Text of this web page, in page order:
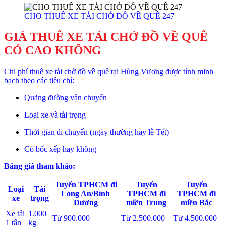
CHO THUÊ XE TẢI CHỞ ĐỒ VỀ QUÊ 247
GIÁ THUÊ XE TẢI CHỞ ĐỒ VỀ QUÊ
CÓ CAO KHÔNG
Chi phí thuê xe tải chở đồ về quê tại Hùng Vương được tính minh
bạch theo các tiêu chí:
Quãng đường vận chuyển
Loại xe và tải trọng
Thời gian di chuyển (ngày thường hay lễ Tết)
Có bốc xếp hay không
Bảng giá tham khảo:
Loại
xe
Tải
trọng
Tuyến TPHCM đi
Long An/Bình
Dương
Tuyến
TPHCM đi
miền Trung
Tuyến
TPHCM đi
miền Bắc
Xe tải
1 tấn
1.000
kg
Từ 900.000 Từ 2.500.000
Từ 4.500.000